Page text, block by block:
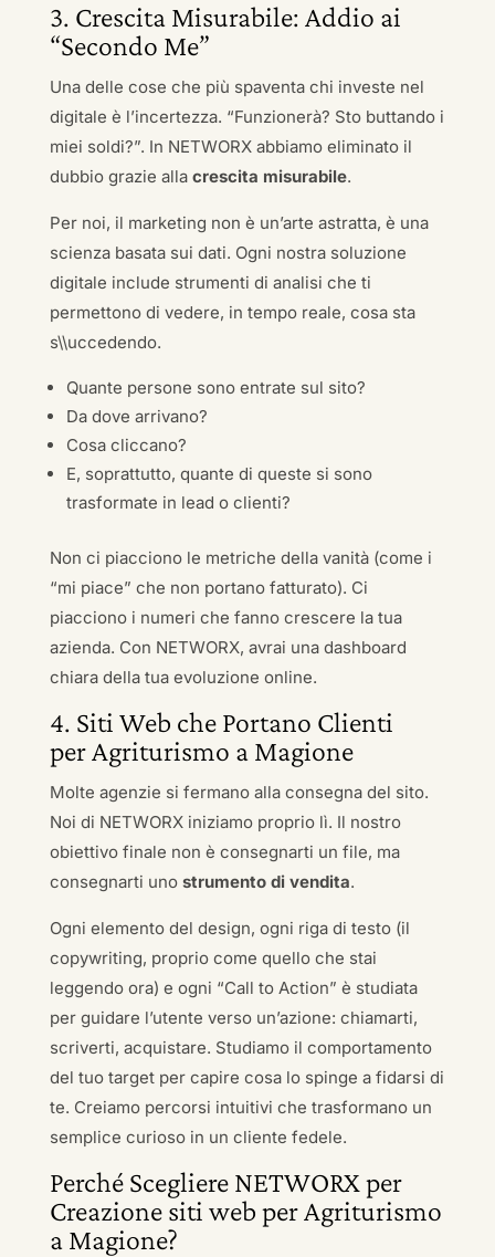
3. Crescita Misurabile: Addio ai
“Secondo Me”
Una delle cose che più spaventa chi investe nel
digitale è l’incertezza. “Funzionerà? Sto buttando i
miei soldi?”. In NETWORX abbiamo eliminato il
dubbio grazie alla crescita misurabile.
Per noi, il marketing non è un’arte astratta, è una
scienza basata sui dati. Ogni nostra soluzione
digitale include strumenti di analisi che ti
permettono di vedere, in tempo reale, cosa sta
s\\uccedendo.
Quante persone sono entrate sul sito?
Da dove arrivano?
Cosa cliccano?
E, soprattutto, quante di queste si sono
trasformate in lead o clienti?
Non ci piacciono le metriche della vanità (come i
“mi piace” che non portano fatturato). Ci
piacciono i numeri che fanno crescere la tua
azienda. Con NETWORX, avrai una dashboard
chiara della tua evoluzione online.
4. Siti Web che Portano Clienti
per Agriturismo a Magione
Molte agenzie si fermano alla consegna del sito.
Noi di NETWORX iniziamo proprio lì. Il nostro
obiettivo finale non è consegnarti un file, ma
consegnarti uno strumento di vendita.
Ogni elemento del design, ogni riga di testo (il
copywriting, proprio come quello che stai
leggendo ora) e ogni “Call to Action” è studiata
per guidare l’utente verso un’azione: chiamarti,
scriverti, acquistare. Studiamo il comportamento
del tuo target per capire cosa lo spinge a fidarsi di
te. Creiamo percorsi intuitivi che trasformano un
semplice curioso in un cliente fedele.
Perché Scegliere NETWORX per
Creazione siti web per Agriturismo
a Magione?